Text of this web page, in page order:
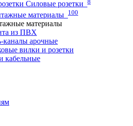
Силовые розетки
материалы 100
материалы
из ПВХ
каналы арочные
вилки и розетки
кабельные